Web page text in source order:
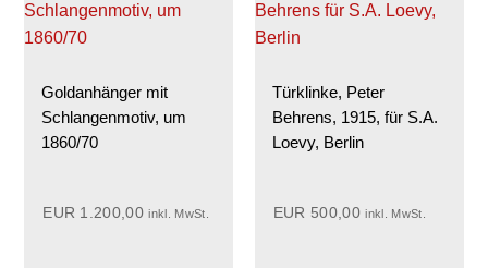
Goldanhänger mit
Schlangenmotiv, um
1860/70
EUR 1.200,00 inkl. MwSt.
Türklinke, Peter
Behrens, 1915, für S.A.
Loevy, Berlin
EUR 500,00 inkl. MwSt.